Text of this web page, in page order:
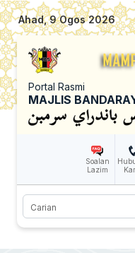
Ahad, 9 Ogos 2026
Portal Rasmi
MAJLIS
Soalan
Lazim
Carian